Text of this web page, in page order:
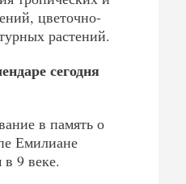
цветочно-
растений.
сегодня
в память о
Емилиане
9 веке.